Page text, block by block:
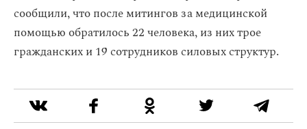
сообщили, что после митингов за медицинской
помощью обратилось 22 человека, из них трое
гражданских и 19 сотрудников силовых структур.